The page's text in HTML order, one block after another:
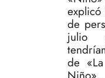
de
julio
de